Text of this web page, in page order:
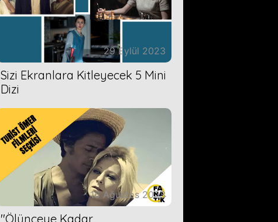
29 Eylül 2023
Sizi Ekranlara Kitleyecek 5 Mini
Dizi
16 Ağustos 2023
''Ölünceye Kadar